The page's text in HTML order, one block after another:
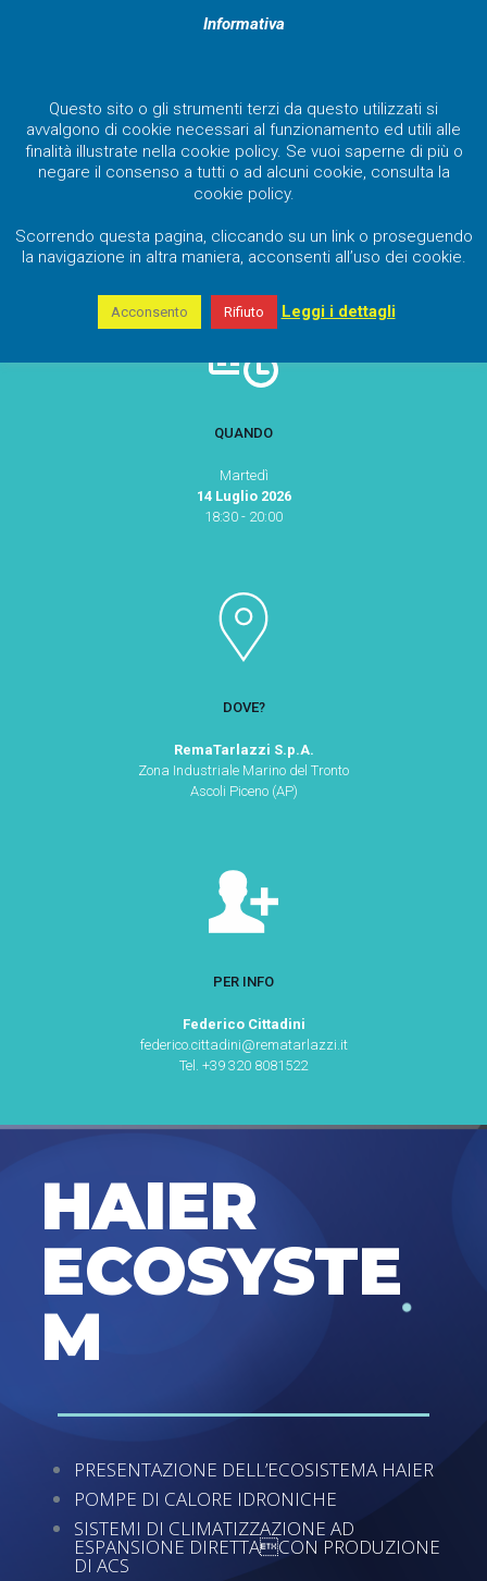
QUANDO
Martedì
14 Luglio 2026
18:30 - 20:00
DOVE?
RemaTarlazzi S.p.A.
Zona Industriale Marino del Tronto
Ascoli Piceno (AP)
PER INFO
Federico Cittadini
federico.cittadini@rematarlazzi.it
Tel. +39 320 8081522
HAIER
ECOSYSTE
M
PRESENTAZIONE DELL’ECOSISTEMA HAIER
POMPE DI CALORE IDRONICHE
SISTEMI DI CLIMATIZZAZIONE AD
ESPANSIONE DIRETTACON PRODUZIONE
DI ACS
Informativa
Questo sito o gli strumenti terzi da questo utilizzati si
avvalgono di cookie necessari al funzionamento ed utili alle
finalità illustrate nella cookie policy. Se vuoi saperne di più o
negare il consenso a tutti o ad alcuni cookie, consulta la
cookie policy.
Scorrendo questa pagina, cliccando su un link o proseguendo
la navigazione in altra maniera, acconsenti all’uso dei cookie.
Acconsento Rifiuto Leggi i dettagli